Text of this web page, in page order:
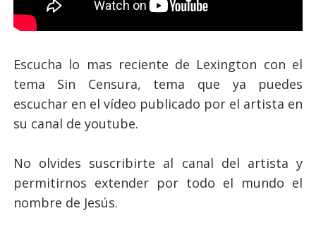
Escucha lo mas reciente de Lexington con el
tema Sin Censura, tema que ya puedes
escuchar en el vídeo publicado por el artista en
su canal de youtube.
No olvides suscribirte al canal del artista y
permitirnos extender por todo el mundo el
nombre de Jesús.